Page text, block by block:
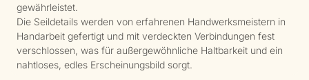
gewährleistet.
Die Seildetails werden von erfahrenen Handwerksmeistern in
Handarbeit gefertigt und mit verdeckten Verbindungen fest
verschlossen, was für außergewöhnliche Haltbarkeit und ein
nahtloses, edles Erscheinungsbild sorgt.